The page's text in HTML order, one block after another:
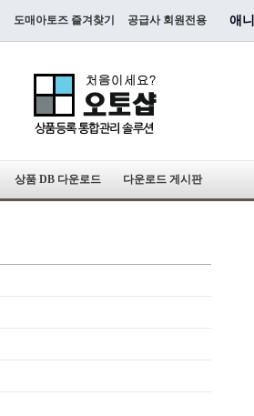
도매아토즈 즐겨찾기 공급사 회원전용 애
상품 DB 다운로드 다운로드 게시판